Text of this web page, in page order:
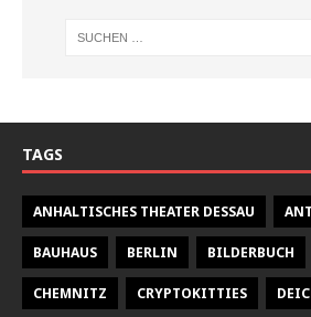
TAGS
ANHALTISCHES THEATER DESSAU
BAUHAUS BERLIN BILDERBUCH
CHEMNITZ CRYPTOKITTIES